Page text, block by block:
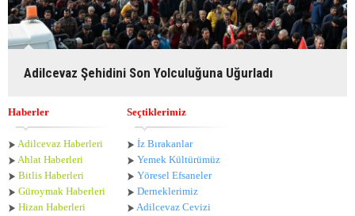
Adilcevaz Şehidini Son Yolculuğuna Uğurladı
Haberler
Adilcevaz Haberleri
Ahlat Haberleri
Bitlis Haberleri
Güroymak Haberleri
Hizan Haberleri
Seçtiklerimiz
İz Bırakanlar
Yemek Kültürümüz
Yöresel Efsaneler
Derneklerimiz
Adilcevaz Cevizi